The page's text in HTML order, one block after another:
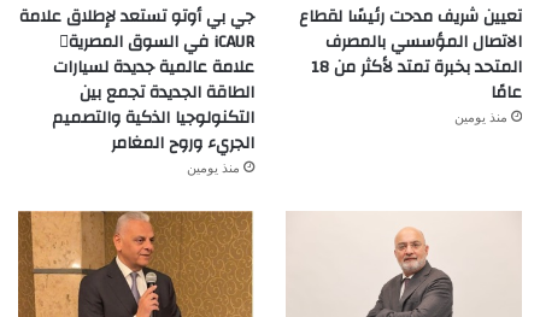
تعيين شريف مدحت رئيسًا لقطاع
الاتصال المؤسسي بالمصرف
المتحد بخبرة تمتد لأكثر من 18
عامًا
منذ يومين
جي بي أوتو تستعد لإطلاق علامة
iCAUR في السوق المصرية
علامة عالمية جديدة لسيارات
الطاقة الجديدة تجمع بين
التكنولوجيا الذكية والتصميم
الجريء وروح المغامر
منذ يومين